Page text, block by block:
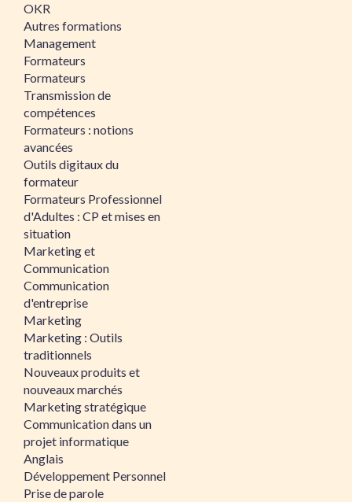
OKR
Autres formations
Management
Formateurs
Formateurs
Transmission de
compétences
Formateurs : notions
avancées
Outils digitaux du
formateur
Formateurs Professionnel
d'Adultes : CP et mises en
situation
Marketing et
Communication
Communication
d'entreprise
Marketing
Marketing : Outils
traditionnels
Nouveaux produits et
nouveaux marchés
Marketing stratégique
Communication dans un
projet informatique
Anglais
Développement Personnel
Prise de parole